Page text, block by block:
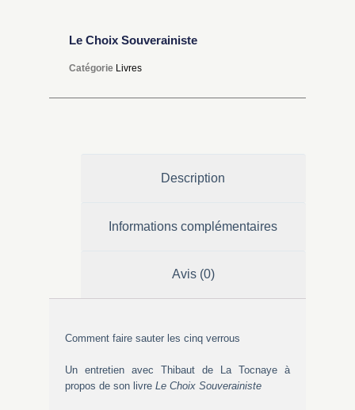
Le Choix Souverainiste
Catégorie Livres
Description
Informations complémentaires
Avis (0)
Comment faire sauter les cinq verrous
Un entretien avec Thibaut de La Tocnaye à
propos de son livre Le Choix Souverainiste